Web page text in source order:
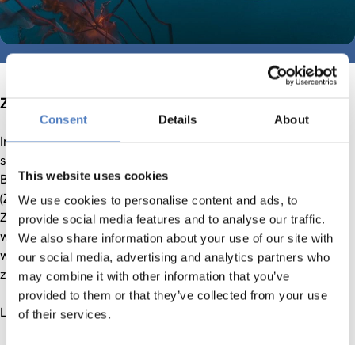
Consent Details About
This website uses cookies
We use cookies to personalise content and ads, to
provide social media features and to analyse our traffic.
We also share information about your use of our site with
our social media, advertising and analytics partners who
may combine it with other information that you’ve
provided to them or that they’ve collected from your use
of their services.
Zusammenarbeit der EU mit China
Im Horizon Europe Projekt „ReConnect China“ beschäftigt
sich ein Konsortium aus 15 europäischen Partnern – unter
Beteiligung des ACR-Instituts Zentrum für Soziale Innovation
(ZSI) – mit der Frage, in welchen Bereichen die
Zusammenarbeit der EU mit China möglich und
wünschenswert ist. Die jüngste Podcast-Folge zum Projekt
widmet sich der Forschungssicherheit in Kooperationen
zwischen Österreich und China.
LINK ZUM PODCAST!